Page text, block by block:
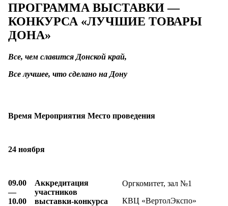
ПРОГРАММА ВЫСТАВКИ —
КОНКУРСА «ЛУЧШИЕ ТОВАРЫ
ДОНА»
Все, чем славится Донской край,
Все лучшее, что сделано на Дону
Время Мероприятия Место проведения
24 ноября
09.00
—
10.00
Аккредитация
участников
выставки-конкурса
Оргкомитет, зал №1
КВЦ «ВертолЭкспо»